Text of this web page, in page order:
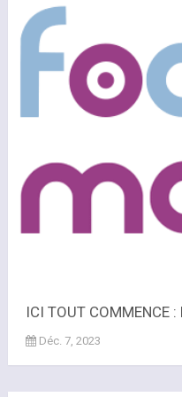
ICI TOUT
Déc. 7, 2023